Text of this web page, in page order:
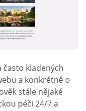
často kladených
a konkrétně o
stále nějaké
péči 24/7 a